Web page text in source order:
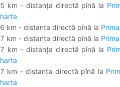
5 km - distanța directă pînă la
harta
6 km - distanța directă pînă la
7 km - distanța directă pînă la
7 km - distanța directă pînă la
harta
7 km - distanța directă pînă la
harta